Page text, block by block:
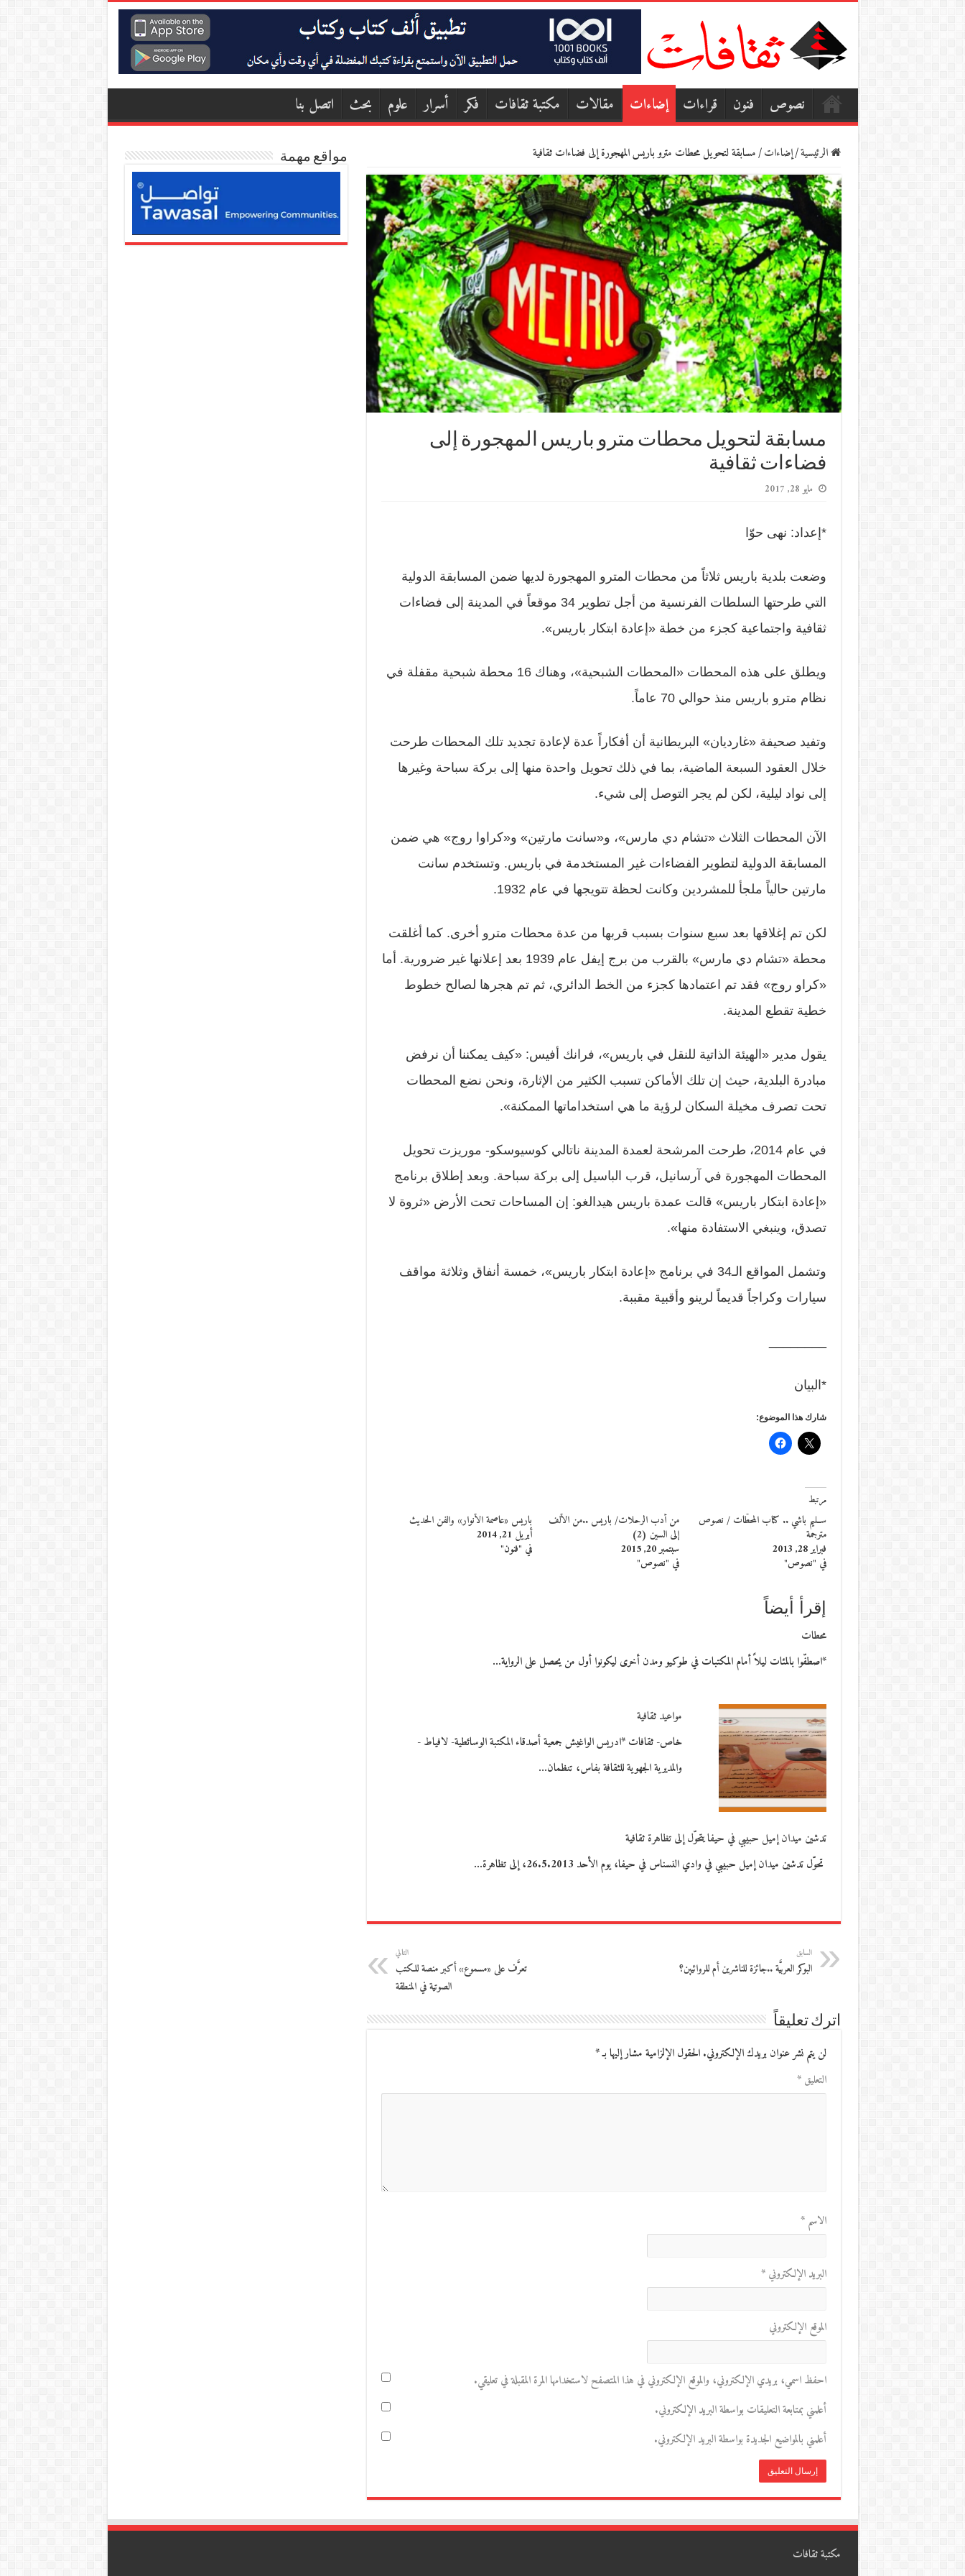
نصوص فنون قراءات إضاءات مقالات مكتبة ثقافات فكر أسرار علوم بحث اتصل بنا
الرئيسية/إضاءات/مسابقة لتحويل محطات مترو باريس المهجورة إلى فضاءات ثقافية
مسابقة لتحويل محطات مترو باريس المهجورة إلى
فضاءات ثقافية
مايو 28, 2017
*إعداد: نهى حوّا
وضعت بلدية باريس ثلاثاً من محطات المترو المهجورة لديها ضمن المسابقة الدولية
التي طرحتها السلطات الفرنسية من أجل تطوير 34 موقعاً في المدينة إلى فضاءات
ثقافية واجتماعية كجزء من خطة «إعادة ابتكار باريس».
ويطلق على هذه المحطات «المحطات الشبحية»، وهناك 16 محطة شبحية مقفلة في
نظام مترو باريس منذ حوالي 70 عاماً.
وتفيد صحيفة «غارديان» البريطانية أن أفكاراً عدة لإعادة تجديد تلك المحطات طرحت
خلال العقود السبعة الماضية، بما في ذلك تحويل واحدة منها إلى بركة سباحة وغيرها
إلى نواد ليلية، لكن لم يجر التوصل إلى شيء.
الآن المحطات الثلاث «تشام دي مارس»، و«سانت مارتين» و«كراوا روج» هي ضمن
المسابقة الدولية لتطوير الفضاءات غير المستخدمة في باريس. وتستخدم سانت
مارتين حالياً ملجأ للمشردين وكانت لحظة تتويجها في عام 1932.
لكن تم إغلاقها بعد سبع سنوات بسبب قربها من عدة محطات مترو أخرى. كما أغلقت
محطة «تشام دي مارس» بالقرب من برج إيفل عام 1939 بعد إعلانها غير ضرورية. أما
«كراو روج» فقد تم اعتمادها كجزء من الخط الدائري، ثم تم هجرها لصالح خطوط
خطية تقطع المدينة.
يقول مدير «الهيئة الذاتية للنقل في باريس»، فرانك أفيس: «كيف يمكننا أن نرفض
مبادرة البلدية، حيث إن تلك الأماكن تسبب الكثير من الإثارة، ونحن نضع المحطات
تحت تصرف مخيلة السكان لرؤية ما هي استخداماتها الممكنة».
في عام 2014، طرحت المرشحة لعمدة المدينة ناتالي كوسيوسكو- موريزت تحويل
المحطات المهجورة في آرسانيل، قرب الباسيل إلى بركة سباحة. وبعد إطلاق برنامج
«إعادة ابتكار باريس» قالت عمدة باريس هيدالغو: إن المساحات تحت الأرض «ثروة لا
تصدق، وينبغي الاستفادة منها».
وتشمل المواقع الـ34 في برنامج «إعادة ابتكار باريس»، خمسة أنفاق وثلاثة مواقف
سيارات وكراجاً قديماً لرينو وأقبية مقببة.
*البيان
شارك هذا الموضوع:
مرتبط
ســليم باشي .. كتاب المحطّات / نصوص
مترجمة
فبراير 28, 2013
في "نصوص"
من أدب الرحلات/ باريس ..من الألف
إلى السين (2)
سبتمبر 20, 2015
في "نصوص"
باريس «عاصمة الأنوار» والفن الحديث
أبريل 21, 2014
في "فنون"
إقرأ أيضاً
محطات
*اصطفّوا بالمئات ليلاً أمام المكتبات في طوكيو ومدن أخرى ليكونوا أول من يحصل على الرواية…
مواعيد ثقافية
خاص- ثقافات *ادريس الواغيش جمعية أصدقاء المكتبة الوسائطية- لافياط -
والمديرية الجهوية للثقافة بفاس، تنظمان…
تدشين ميدان إميل حبيبي في حيفا يتحوّل إلى تظاهرة ثقافية
تحوّل تدشين ميدان إميل حبيبي في وادي النسناس في حيفا، يوم الأحد 26.5.2013، إلى تظاهرة…
السابق
البوكر العربيَّة ..جائزة للناشرين أم للروائيين؟
التالي
تعرَّف على «مسموع» أكبر منصة للكتب
الصوتية في المنطقة
اترك تعليقاً
لن يتم نشر عنوان بريدك الإلكتروني. الحقول الإلزامية مشار إليها بـ*
التعليق*
الاسم*
البريد الإلكتروني*
الموقع الإلكتروني
احفظ اسمي، بريدي الإلكتروني، والموقع الإلكتروني في هذا المتصفح لاستخدامها المرة المقبلة في تعليقي.
أعلمني بمتابعة التعليقات بواسطة البريد الإلكتروني.
أعلمني بالمواضيع الجديدة بواسطة البريد الإلكتروني.
مواقع مهمة
مكتبة ثقافات